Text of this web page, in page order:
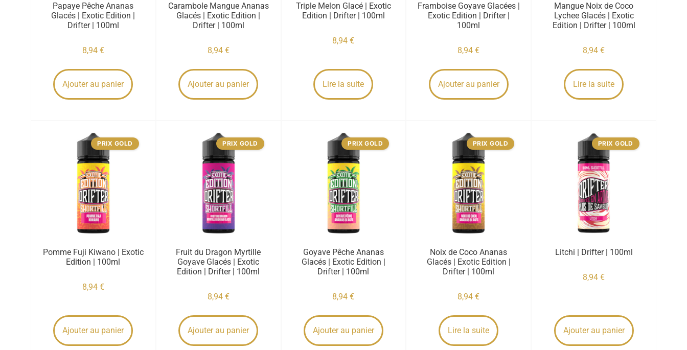
Papaye Pêche Ananas
Glacés | Exotic Edition |
Drifter | 100ml
8,94 €
Ajouter au panier
Carambole Mangue Ananas
Glacés | Exotic Edition |
Drifter | 100ml
8,94 €
Ajouter au panier
Triple Melon Glacé | Exotic
Edition | Drifter | 100ml
8,94€
Lire la suite
Framboise Goyave Glacées |
Exotic Edition | Drifter |
100ml
8,94€
Ajouter au panier
Mangue Noix de Coco
Lychee Glacés | Exotic
Edition | Drifter | 100ml
8,94€
Lire la suite
PRIX GOLD
Pomme Fuji Kiwano | Exotic
Edition | 100ml
8,94 €
Ajouter au panier
PRIX GOLD
Fruit du Dragon Myrtille
Goyave Glacés | Exotic
Edition | Drifter | 100ml
8,94 €
Ajouter au panier
PRIX GOLD
Goyave Pêche Ananas
Glacés | Exotic Edition |
Drifter | 100ml
8,94€
Ajouter au panier
PRIX GOLD
Noix de Coco Ananas
Glacés | Exotic Edition |
Drifter | 100ml
8,94€
Lire la suite
PRIX GOLD
Litchi | Drifter | 100ml
8,94€
Ajouter au panier